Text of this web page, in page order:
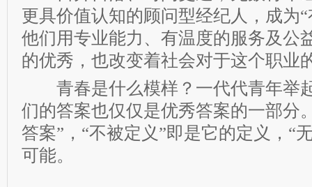
更具价值认知的顾问型经纪人，成为
他们用专业能力、有温度的服务及公
的优秀，也改变着社会对于这个职业
青春是什么模样？一代代青年举
们的答案也仅仅是优秀答案的一部分
答案”，“不被定义”即是它的定义，“
可能。